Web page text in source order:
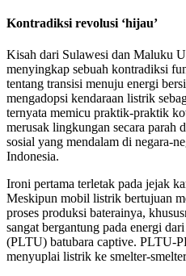
Kontradiksi revolusi ‘hijau’
Kisah dari Sulawesi dan Maluku
menyingkap sebuah kontradiksi
tentang transisi menuju energi
mengadopsi kendaraan listrik
ternyata memicu praktik-praktik
merusak lingkungan secara parah
sosial yang mendalam di negara-
Indonesia.
Ironi pertama terletak pada jejak
Meskipun mobil listrik bertujuan
proses produksi baterainya,
sangat bergantung pada energi
(PLTU) batubara captive. PLTU-
menyuplai listrik ke smelter-